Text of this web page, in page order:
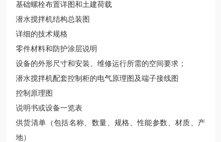
基础螺栓布置详图和土建荷载
潜水搅拌机结构总装图
详细的技术规格
零件材料和防护涂层说明
设备的外形尺寸和安装、维修运行所需的空间要求；
潜水搅拌机配套控制柜的电气原理图及端子接线图
控制原理图
说明书或设备一览表
供货清单（包括名称、数量、规格、性能参数、材质、产
地）